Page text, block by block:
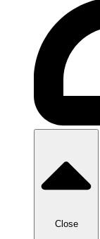
Close